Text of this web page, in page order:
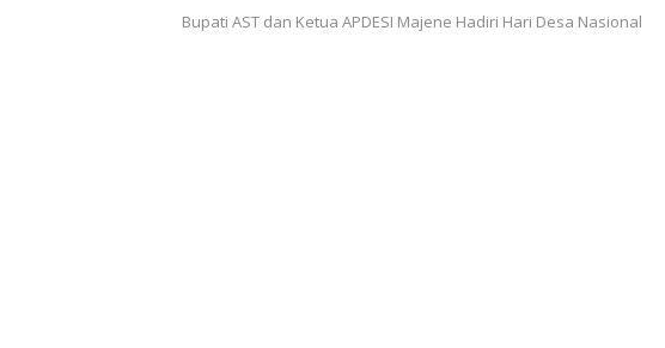
Bupati AST dan Ketua APDESI Majene Hadiri Hari Desa Nasional